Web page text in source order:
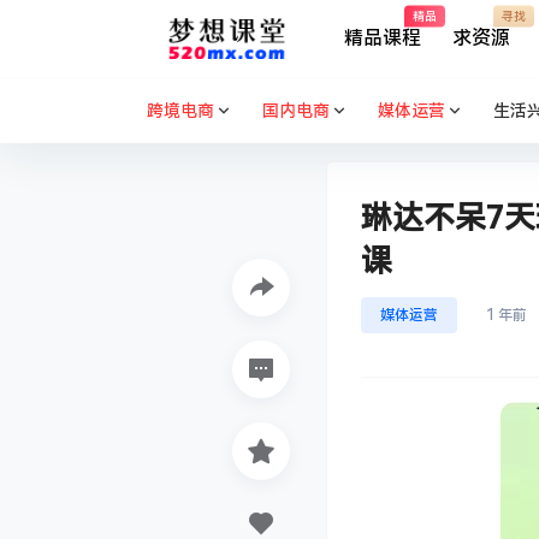
精品课程
精品
求资源
寻找
跨境电商 国内电商 媒体运营 生活
琳达不呆7
课
媒体运营 1 年前